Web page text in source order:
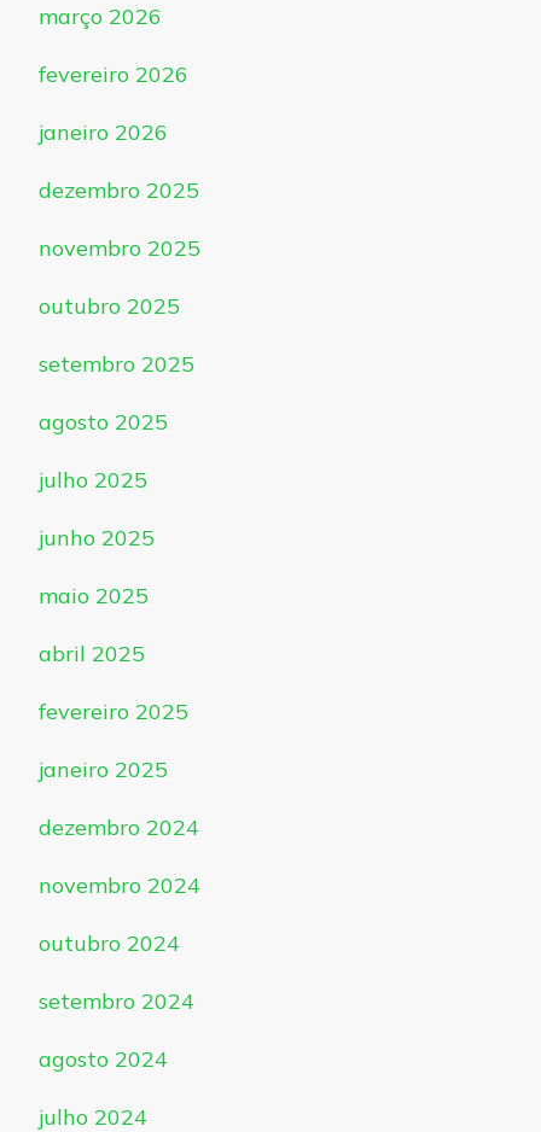
março 2026
fevereiro 2026
janeiro 2026
dezembro 2025
novembro 2025
outubro 2025
setembro 2025
agosto 2025
julho 2025
junho 2025
maio 2025
abril 2025
fevereiro 2025
janeiro 2025
dezembro 2024
novembro 2024
outubro 2024
setembro 2024
agosto 2024
julho 2024